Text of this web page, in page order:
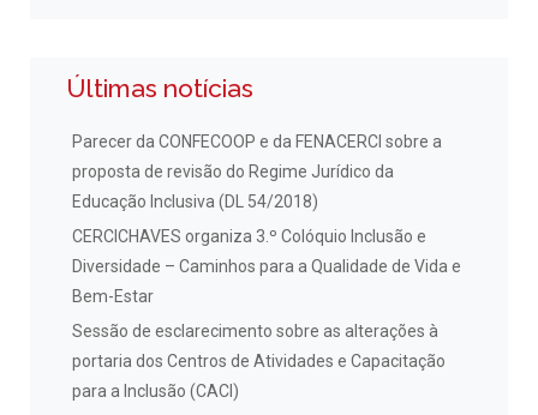
Últimas notícias
Parecer da CONFECOOP e da FENACERCI sobre a
proposta de revisão do Regime Jurídico da
Educação Inclusiva (DL 54/2018)
CERCICHAVES organiza 3.º Colóquio Inclusão e
Diversidade – Caminhos para a Qualidade de Vida e
Bem-Estar
Sessão de esclarecimento sobre as alterações à
portaria dos Centros de Atividades e Capacitação
para a Inclusão (CACI)